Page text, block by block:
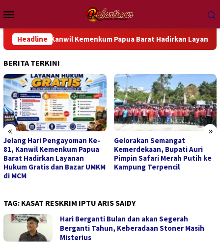
ke
kontenMobile
Headline
81, Kanwil Kemenkum Papua Barat Hadirkan Layanan Hukum
BERITA TERKINI
« »
Gelorakan Semangat
Kemerdekaan, Bupati Auri
Pimpin Safari Merah Putih ke
Kampung Terpencil
Prabowo: Pendidikan Jadi
Fondasi Inovasi dan Daya
Saing Indonesia
TAG: KASAT RESKRIM IPTU ARIS SAIDY
Hari Berganti Bulan dan akan Segerah
Berganti Tahun, Keberadaan Stoner Masih
Misterius